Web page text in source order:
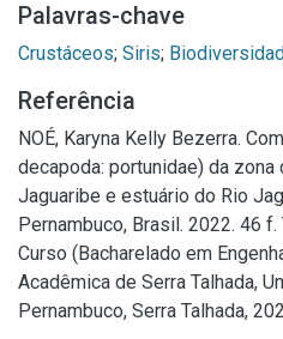
Palavras-chave
Crustáceos; Siris;
Referência
NOÉ, Karyna Kelly Bezerra.
decapoda: portunidae) da zona
Jaguaribe e estuário do Rio
Pernambuco, Brasil. 2022. 46
Curso (Bacharelado em
Acadêmica de Serra Talhada,
Pernambuco, Serra Talhada,